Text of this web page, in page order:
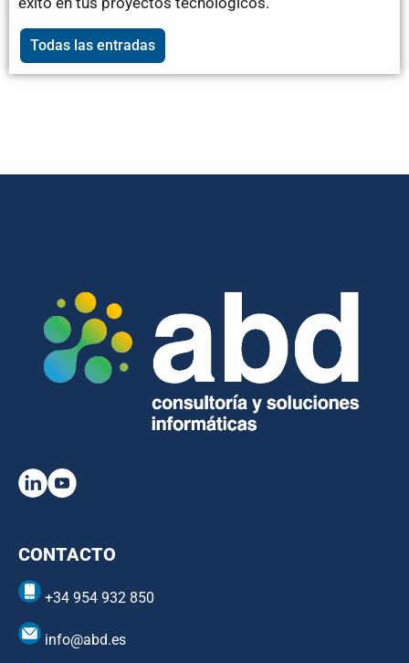
Todas las entradas
CONTACTO
+34 954 932 850
info@abd.es